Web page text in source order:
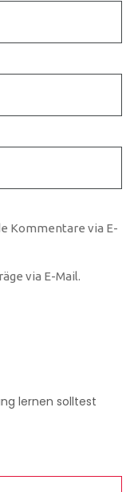
Kommentare via E-
via E-Mail.
lernen solltest